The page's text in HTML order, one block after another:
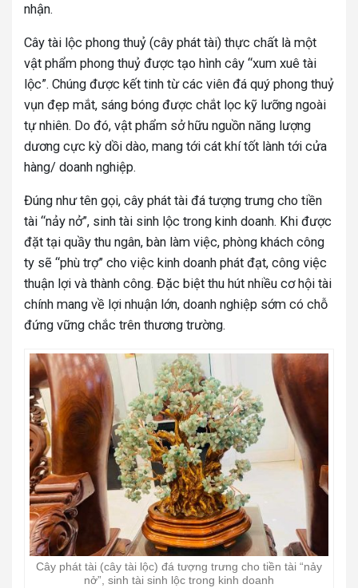
nhận.
Cây tài lộc phong thuỷ (cây phát tài) thực chất là một
vật phẩm phong thuỷ được tạo hình cây “xum xuê tài
lộc”. Chúng được kết tinh từ các viên đá quý phong thuỷ
vụn đẹp mắt, sáng bóng được chắt lọc kỹ lưỡng ngoài
tự nhiên. Do đó, vật phẩm sở hữu nguồn năng lượng
dương cực kỳ dồi dào, mang tới cát khí tốt lành tới cửa
hàng/ doanh nghiệp.
Đúng như tên gọi, cây phát tài đá tượng trưng cho tiền
tài “nảy nở”, sinh tài sinh lộc trong kinh doanh. Khi được
đặt tại quầy thu ngân, bàn làm việc, phòng khách công
ty sẽ “phù trợ” cho việc kinh doanh phát đạt, công việc
thuận lợi và thành công. Đặc biệt thu hút nhiều cơ hội tài
chính mang về lợi nhuận lớn, doanh nghiệp sớm có chỗ
đứng vững chắc trên thương trường.
Cây phát tài (cây tài lộc) đá tượng trưng cho tiền tài “nảy
nở”, sinh tài sinh lộc trong kinh doanh